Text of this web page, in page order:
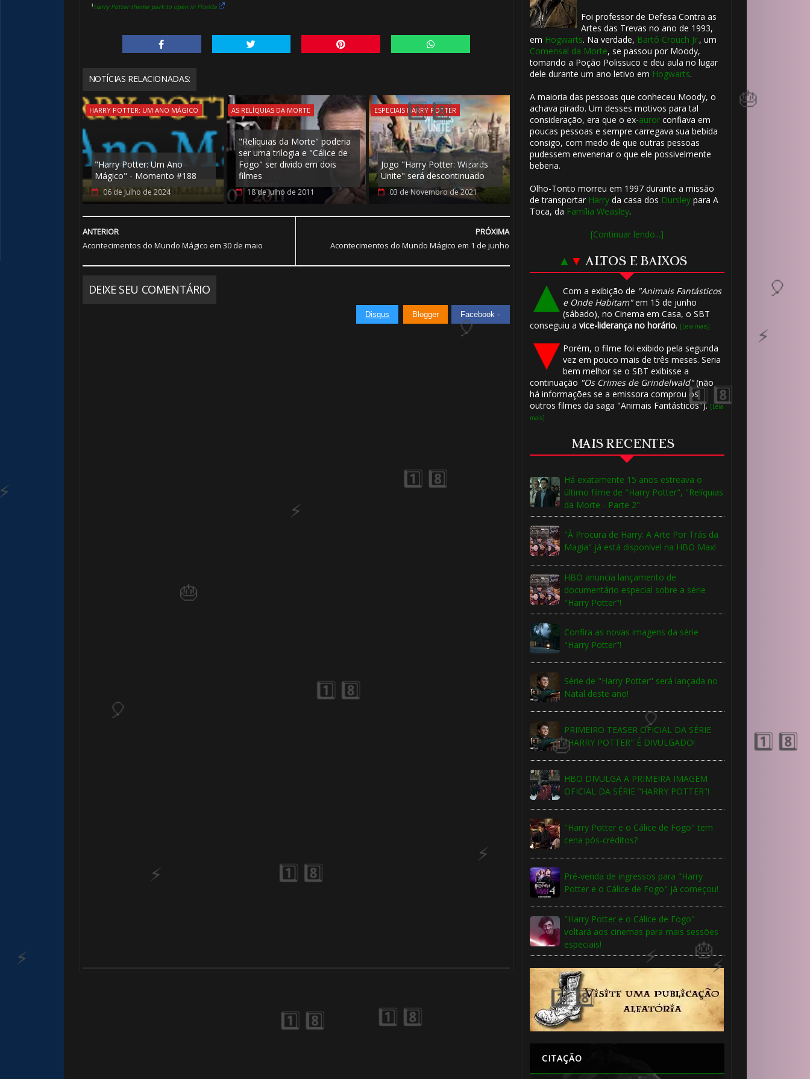
¹Harry Potter theme park to open in Florida
NOTÍCIAS RELACIONADAS:
HARRY POTTER: UM ANO MÁGICO
"Harry Potter: Um Ano
Mágico" - Momento #188
06 de Julho de 2024
AS RELÍQUIAS DA MORTE
"Relíquias da Morte" poderia
ser uma trilogia e "Cálice de
Fogo" ser divido em dois
filmes
18 de Julho de 2011
ESPECIAIS HARRY POTTER
Jogo "Harry Potter: Wizards
Unite" será descontinuado
03 de Novembro de 2021
PRÓXIMA
Acontecimentos do Mundo Mágico em 1 de junho
ANTERIOR
Acontecimentos do Mundo Mágico em 30 de maio
DEIXE SEU COMENTÁRIO
Disqus Blogger Facebook -
Foi professor de Defesa Contra as
Artes das Trevas no ano de 1993,
em Hogwarts. Na verdade, Bartô Crouch Jr., um
Comensal da Morte, se passou por Moody,
tomando a Poção Polissuco e deu aula no lugar
dele durante um ano letivo em Hogwarts.
A maioria das pessoas que conheceu Moody, o
achava pirado. Um desses motivos para tal
consideração, era que o ex-aurorconfiava em
poucas pessoas e sempre carregava sua bebida
consigo, com medo de que outras pessoas
pudessem envenenar o que ele possivelmente
beberia.
Olho-Tonto morreu em 1997 durante a missão
de transportar Harryda casa dos Dursleypara A
Toca, da Família Weasley.
[Continuar lendo...]
▲ ▼ ALTOS E BAIXOS
Com a exibição de "Animais Fantásticos
e Onde Habitam"em 15 de junho
(sábado), no Cinema em Casa, o SBT
conseguiu a vice-liderança no horário. [Leia mais]
Porém, o filme foi exibido pela segunda
vez em pouco mais de três meses. Seria
bem melhor se o SBT exibisse a
continuação "Os Crimes de Grindelwald"(não
há informações se a emissora comprou os
outros filmes da saga "Animais Fantásticos"). [Leia
mais]
MAIS RECENTES
Há exatamente 15 anos estreava o
último filme de "Harry Potter", "Relíquias
da Morte - Parte 2"
"À Procura de Harry: A Arte Por Trás da
Magia" já está disponível na HBO Max!
HBO anuncia lançamento de
documentário especial sobre a série
"Harry Potter"!
Confira as novas imagens da série
"Harry Potter"!
Série de "Harry Potter" será lançada no
Natal deste ano!
PRIMEIRO TEASER OFICIAL DA SÉRIE
"HARRY POTTER" É DIVULGADO!
HBO DIVULGA A PRIMEIRA IMAGEM
OFICIAL DA SÉRIE "HARRY POTTER"!
"Harry Potter e o Cálice de Fogo" tem
cena pós-créditos?
Pré-venda de ingressos para "Harry
Potter e o Cálice de Fogo" já começou!
"Harry Potter e o Cálice de Fogo"
voltará aos cinemas para mais sessões
especiais!
CITAÇÃO
⚡
1️⃣ 8️⃣
1️⃣ 8️⃣
🎈
🎂
⚡
🎈
🎂
🎂